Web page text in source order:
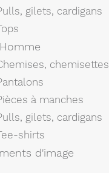
gilets, cardigans
chemisettes
à manches
gilets, cardigans
shirts
d'image